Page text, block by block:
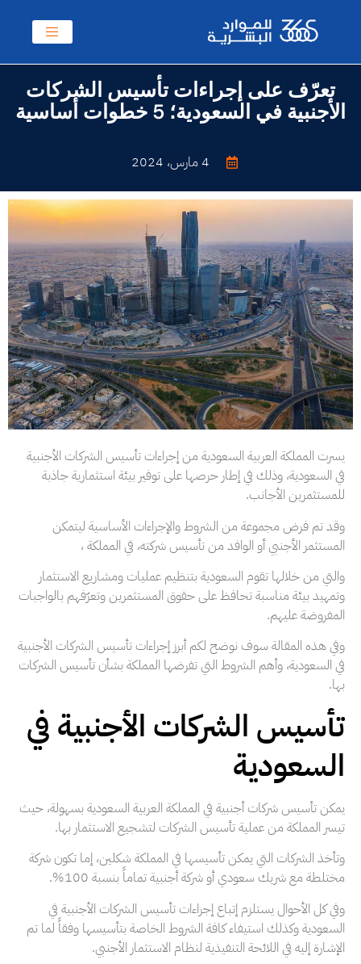
تعرّف على إجراءات تأسيس الشركات
الأجنبية في السعودية؛ 5 خطوات أساسية
4 مارس، 2024
يسرت المملكة العربية السعودية من إجراءات تأسيس الشركات الأجنبية
في السعودية، وذلك في إطار حرصها على توفير بيئة استثمارية جاذبة
للمستثمرين الأجانب.
وقد تم فرض مجموعة من الشروط والإجراءات الأساسية ليتمكن
المستثمر الأجنبي أو الوافد من تأسيس شركته، في المملكة ،
والتي من خلالها تقوم السعودية بتنظيم عمليات ومشاريع الاستثمار
وتمهيد بيئة مناسبة تحافظ على حقوق المستثمرين وتعرّفهم بالواجبات
المفروضة عليهم.
وفي هذه المقالة سوف نوضح لكم أبرز إجراءات تأسيس الشركات الأجنبية
في السعودية، وأهم الشروط التي تفرضها المملكة بشأن تأسيس الشركات
بها.
تأسيس الشركات الأجنبية في
السعودية
يمكن تأسيس شركات أجنبية في المملكة العربية السعودية بسهولة، حيث
تيسر المملكة من عملية تأسيس الشركات لتشجيع الاستثمار بها.
وتأخذ الشركات التي يمكن تأسيسها في المملكة شكلين، إما تكون شركة
مختلطة مع شريك سعودي أو شركة أجنبية تماماً بنسبة 100%.
وفي كل الأحوال يستلزم إتباع إجراءات تأسيس الشركات الأجنبية في
السعودية وكذلك استيفاء كافة الشروط الخاصة بتأسيسها وفقاً لما تم
الإشارة إليه في اللائحة التنفيذية لنظام الاستثمار الأجنبي.